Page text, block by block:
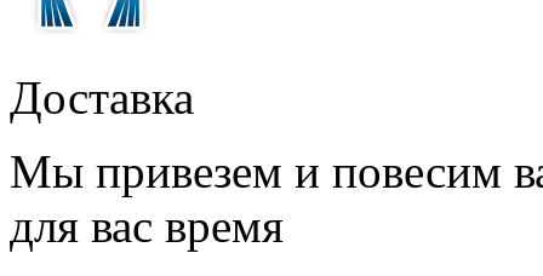
Доставка
Мы привезем и повесим
для вас время